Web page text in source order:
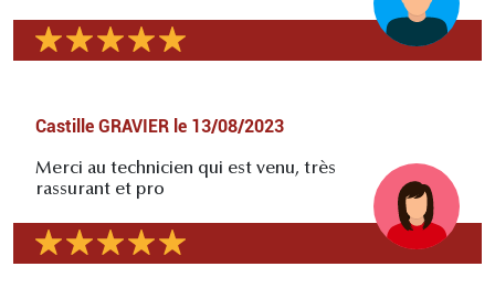
Castille GRAVIER le 13/08/2023
Merci au technicien qui est venu, très
rassurant et pro